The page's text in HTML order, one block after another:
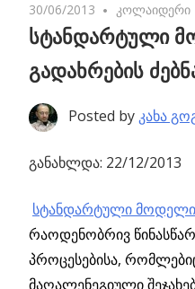
30/06/2013 2 comments
კოლაიდერი
სტანდარტული
გადახრების
Posted by კახა
განახლდა: 22/12/2013
სტანდარტული მოდელი
რაოდენობრივ
პროცესებისა,
მაღალენეგიული